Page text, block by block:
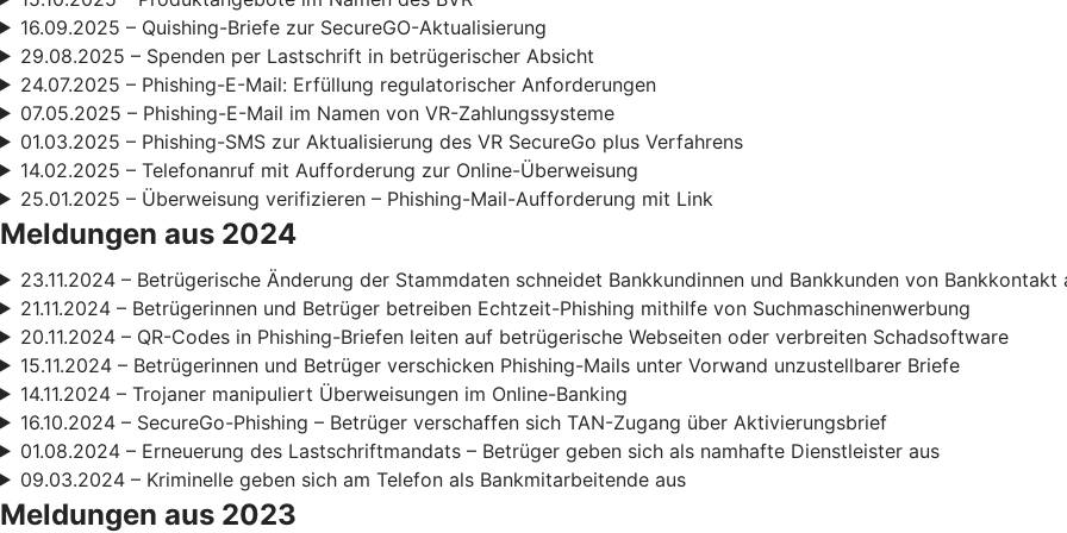
16.09.2025 – Quishing-Briefe zur SecureGO-Aktualisierung
29.08.2025 – Spenden per Lastschrift in betrügerischer Absicht
24.07.2025 – Phishing-E-Mail: Erfüllung regulatorischer Anforderungen
07.05.2025 – Phishing-E-Mail im Namen von VR-Zahlungssysteme
01.03.2025 – Phishing-SMS zur Aktualisierung des VR SecureGo plus Verfahrens
14.02.2025 – Telefonanruf mit Aufforderung zur Online-Überweisung
25.01.2025 – Überweisung verifizieren – Phishing-Mail-Aufforderung mit Link
Meldungen aus 2024
23.11.2024 – Betrügerische Änderung der Stammdaten schneidet Bankkundinnen und Bankkunden von Bankkontakt
21.11.2024 – Betrügerinnen und Betrüger betreiben Echtzeit-Phishing mithilfe von Suchmaschinenwerbung
20.11.2024 – QR-Codes in Phishing-Briefen leiten auf betrügerische Webseiten oder verbreiten Schadsoftware
15.11.2024 – Betrügerinnen und Betrüger verschicken Phishing-Mails unter Vorwand unzustellbarer Briefe
14.11.2024 – Trojaner manipuliert Überweisungen im Online-Banking
16.10.2024 – SecureGo-Phishing – Betrüger verschaffen sich TAN-Zugang über Aktivierungsbrief
01.08.2024 – Erneuerung des Lastschriftmandats – Betrüger geben sich als namhafte Dienstleister aus
09.03.2024 – Kriminelle geben sich am Telefon als Bankmitarbeitende aus
Meldungen aus 2023